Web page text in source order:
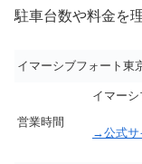
駐車台数や料金を
イマーシブフォート東
営業時間
イマー
→公式サ